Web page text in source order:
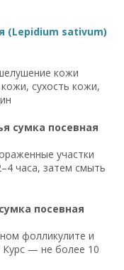
(Lepidium sativum)
кожи
сухость кожи,
сумка посевная
участки
часа, затем смыть
посевная
фолликулите и
Курс — не более 10